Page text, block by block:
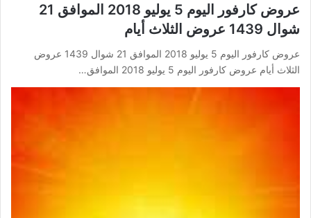
عروض كارفور اليوم 5 يوليو 2018 الموافق 21
شوال 1439 عروض الثلاث أيام
عروض كارفور اليوم 5 يوليو 2018 الموافق 21 شوال 1439 عروض
الثلاث أيام عروض كارفور اليوم 5 يوليو 2018 الموافق…